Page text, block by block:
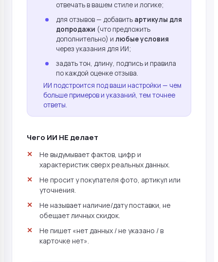
отвечать в вашем стиле и логике;
для отзывов — добавить артикулы для
допродажи (что предложить
дополнительно) и любые условия
через указания для ИИ;
задать тон, длину, подпись и правила
по каждой оценке отзыва.
ИИ подстроится под ваши настройки — чем
больше примеров и указаний, тем точнее
ответы.
Чего ИИ НЕ делает
Не выдумывает фактов, цифр и
характеристик сверх реальных данных.
Не просит у покупателя фото, артикул или
уточнения.
Не называет наличие/дату поставки, не
обещает личных скидок.
Не пишет «нет данных / не указано / в
карточке нет».